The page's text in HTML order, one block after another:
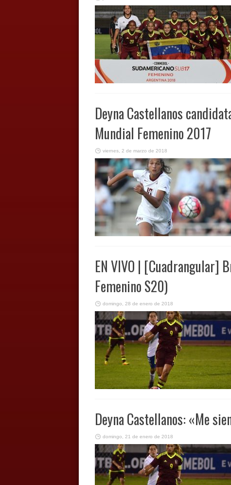
Deyna Castellanos
Mundial Femenino 2017
viernes, 2 de marzo de 2018
EN VIVO | [Cuadrangular]
Femenino S20)
domingo, 28 de enero de 2018
Deyna Castellanos: «Me
domingo, 21 de enero de 2018